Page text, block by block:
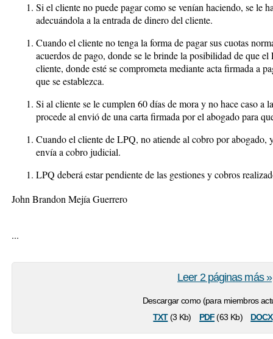
Si el cliente no puede pagar como se venían haciendo, se le
adecuándola a la entrada de dinero del cliente.
Cuando el cliente no tenga la forma de pagar sus cuotas
acuerdos de pago, donde se le brinde la posibilidad de que
cliente, donde esté se comprometa mediante acta firmada a
que se establezca.
Si al cliente se le cumplen 60 días de mora y no hace caso a
procede al envió de una carta firmada por el abogado para
Cuando el cliente de LPQ, no atiende al cobro por abogado,
envía a cobro judicial.
LPQ deberá estar pendiente de las gestiones y cobros
John Brandon Mejía Guerrero
...
Descargar como (para miembros
txt(3 Kb) pdf(63 Kb) docx
Leer 2 páginas más »